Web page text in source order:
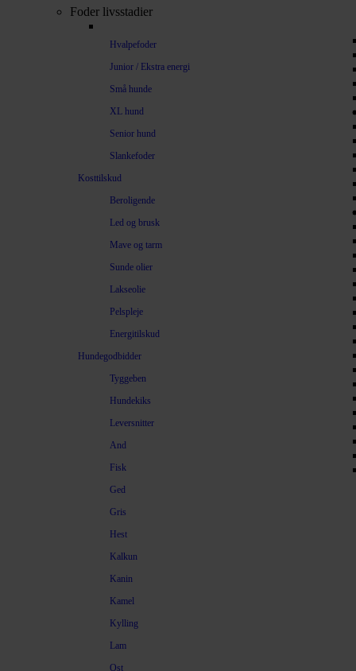
Foder livsstadier
Hvalpefoder
Junior / Ekstra energi
Små hunde
XL hund
Senior hund
Slankefoder
Kosttilskud
Beroligende
Led og brusk
Mave og tarm
Sunde olier
Lakseolie
Pelspleje
Energitilskud
Hundegodbidder
Tyggeben
Hundekiks
Leversnitter
And
Fisk
Ged
Gris
Hest
Kalkun
Kanin
Kamel
Kylling
Lam
Ost